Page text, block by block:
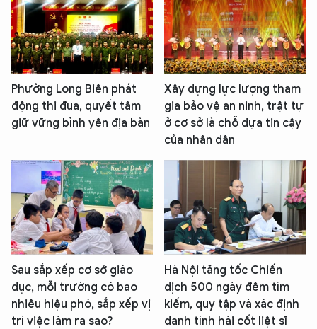
Phường Long Biên phát
động thi đua, quyết tâm
giữ vững bình yên địa bàn
Xây dựng lực lượng tham
gia bảo vệ an ninh, trật tự
ở cơ sở là chỗ dựa tin cậy
của nhân dân
Sau sắp xếp cơ sở giáo
dục, mỗi trường có bao
nhiêu hiệu phó, sắp xếp vị
trí việc làm ra sao?
Hà Nội tăng tốc Chiến
dịch 500 ngày đêm tìm
kiếm, quy tập và xác định
danh tính hài cốt liệt sĩ